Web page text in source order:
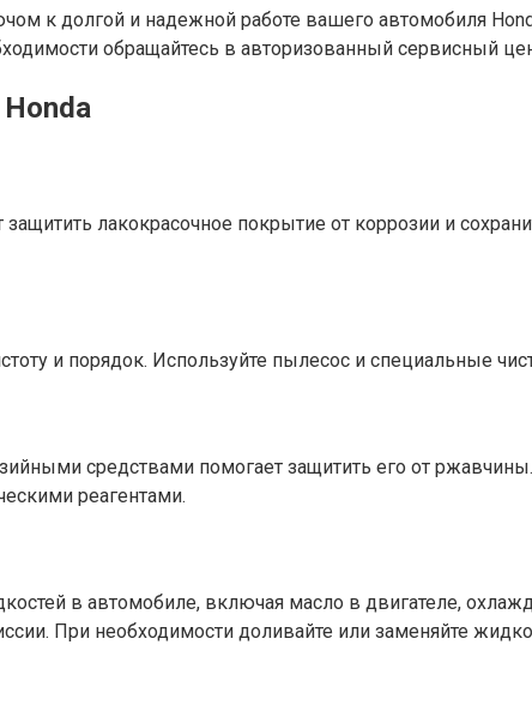
к долгой и надежной работе вашего автомобиля
обращайтесь в авторизованный сервисный
лакокрасочное покрытие от коррозии и
и порядок. Используйте пылесос и специальные
средствами помогает защитить его от
реагентами.
в автомобиле, включая масло в двигателе,
При необходимости доливайте или заменяйте